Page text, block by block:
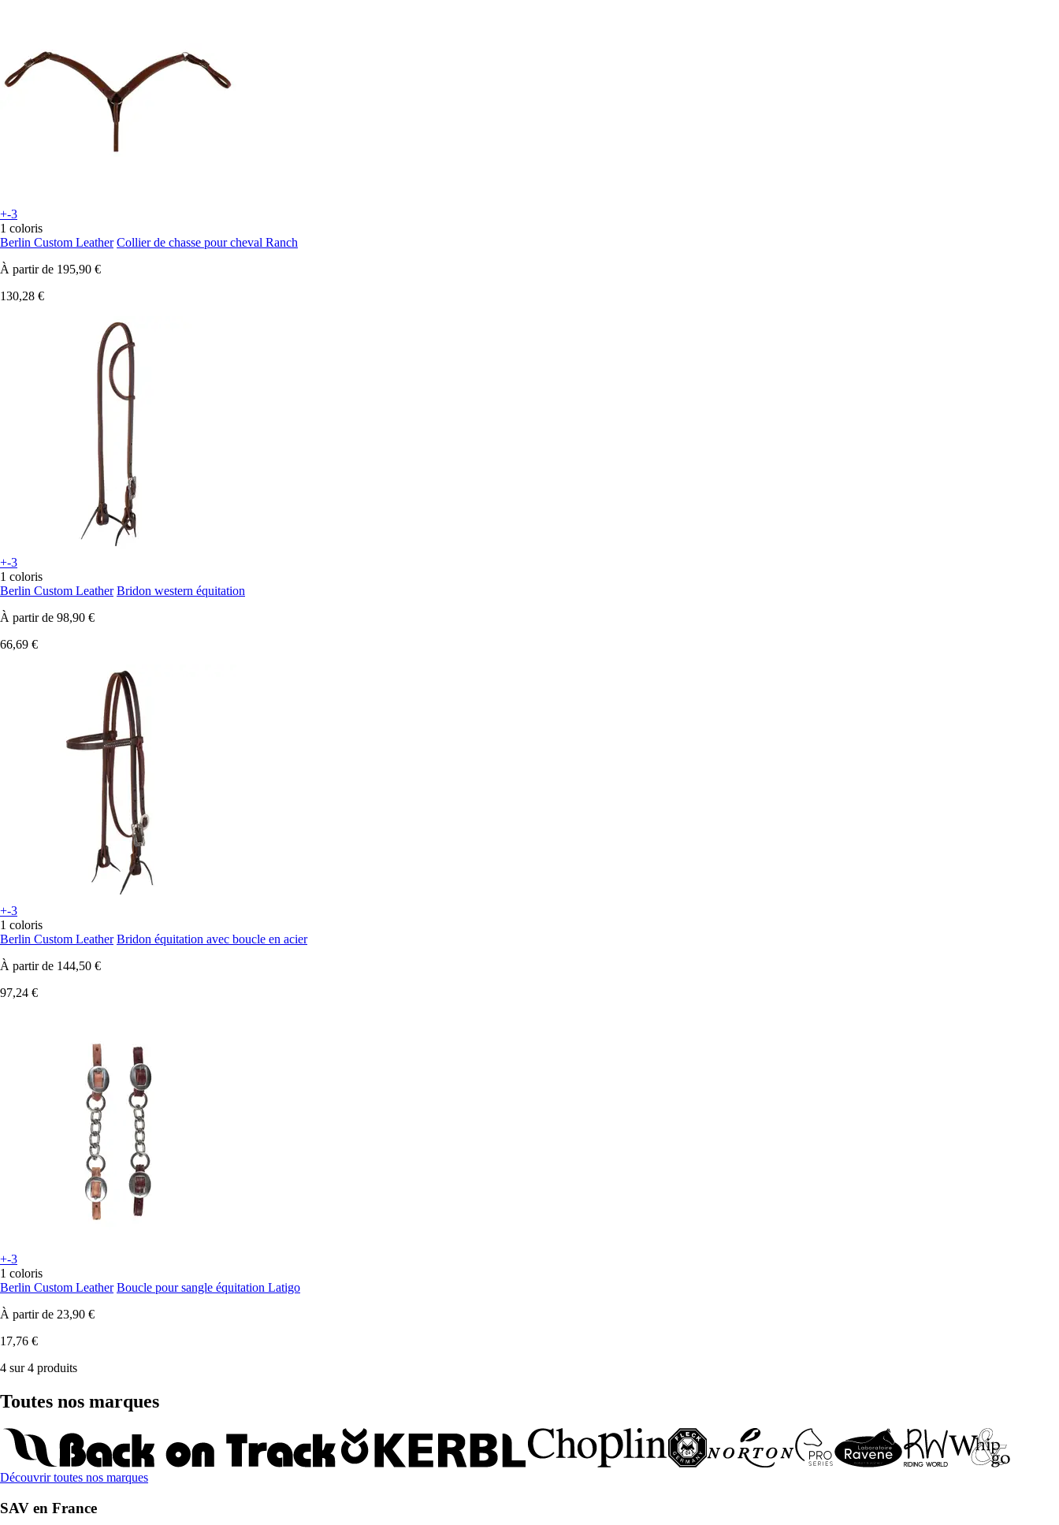
+-3
1 coloris
Berlin Custom Leather Collier de chasse pour cheval Ranch
À partir de 195,90 €
130,28 €
+-3
1 coloris
Berlin Custom Leather Bridon western équitation
À partir de 98,90 €
66,69 €
+-3
1 coloris
Berlin Custom Leather Bridon équitation avec boucle en acier
À partir de 144,50 €
97,24 €
+-3
1 coloris
Berlin Custom Leather Boucle pour sangle équitation Latigo
À partir de 23,90 €
17,76 €
4 sur 4 produits
Toutes nos marques
Découvrir toutes nos marques
SAV en France